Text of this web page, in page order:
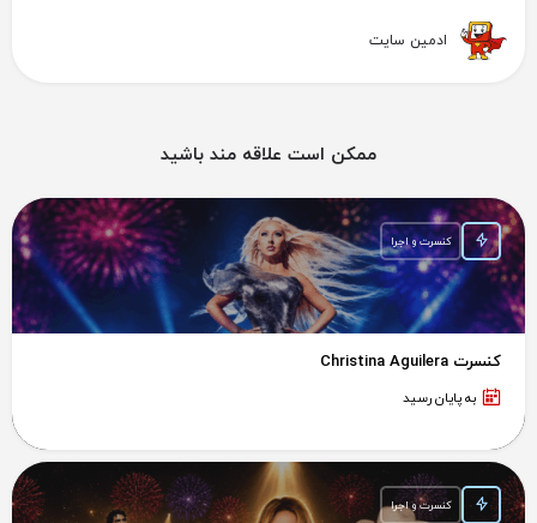
ادمین سایت
ممکن است علاقه مند باشید
کنسرت Christina Aguilera
به پایان رسید
کنسرت و اجرا
کنسرت و اجرا